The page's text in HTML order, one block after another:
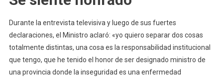
Durante la entrevista televisiva y luego de sus fuertes
declaraciones, el Ministro aclaró: «yo quiero separar dos cosas
totalmente distintas, una cosa es la responsabilidad institucional
que tengo, que he tenido el honor de ser designado ministro de
una provincia donde la inseguridad es una enfermedad